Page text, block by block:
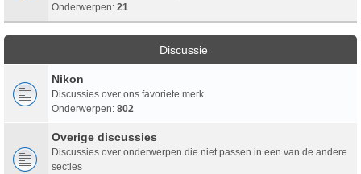
Onderwerpen: 21
Discussie
Nikon
Discussies over ons favoriete merk
Onderwerpen: 802
Overige discussies
Discussies over onderwerpen die niet passen in een van de andere
secties